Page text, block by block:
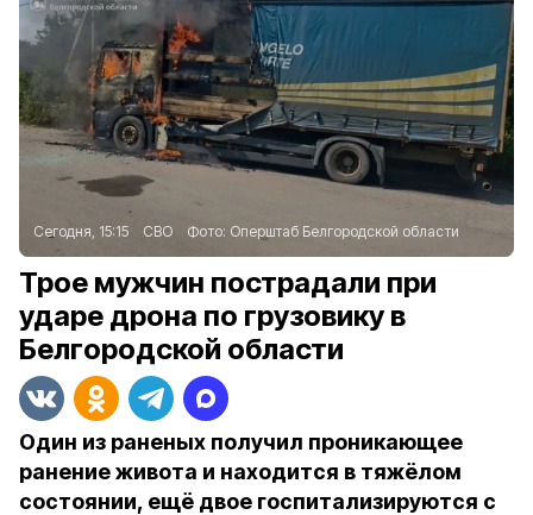
Сегодня, 15:15 СВО Фото: Оперштаб Белгородской области
Трое мужчин пострадали при
ударе дрона по грузовику в
Белгородской области
Один из раненых получил проникающее
ранение живота и находится в тяжёлом
состоянии, ещё двое госпитализируются с